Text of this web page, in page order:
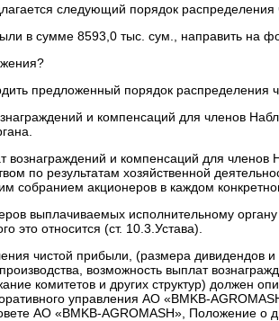
следующий порядок
в сумме 8593,0 тыс. сум., направить на
предложенный порядок
и компенсаций для членов
вознаграждений и компенсаций для членов
по результатам хозяйственной
собранием акционеров в каждом
выплачиваемых исполнительному
это относится (ст. 10.3.Устава).
чистой прибыли, (размера дивидендов
возможность выплат
комитетов и других структур) должен
управления АО «BMKB-
АО «BMKB-AGROMASH», Положение о